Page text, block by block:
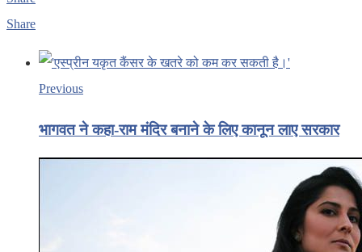
Share
Previous
भागवत ने कहा-राम मंदिर बनाने के लिए कानून लाए सरकार